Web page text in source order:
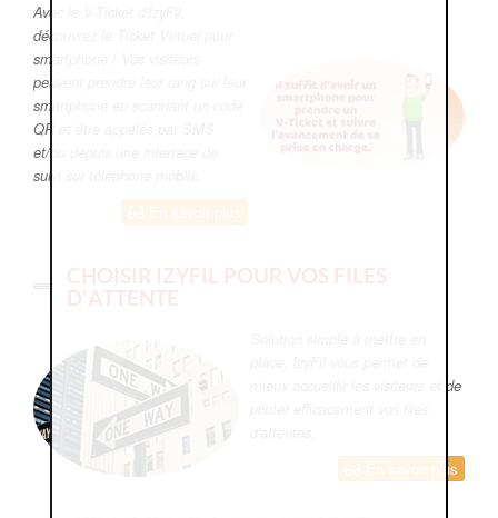
Avec le V-Ticket d'IzyFil,
découvrez le Ticket Virtuel pour
smartphone ! Vos visiteurs
peuvent prendre leur rang sur leur
smartphone en scannant un code
QR et être appelés par SMS
et/ou depuis une interface de
suivi sur téléphone mobile.
CHOISIR IZYFIL POUR VOS FILES
D'ATTENTE
mieux accueillir les visiteurs et de
En savoir plus